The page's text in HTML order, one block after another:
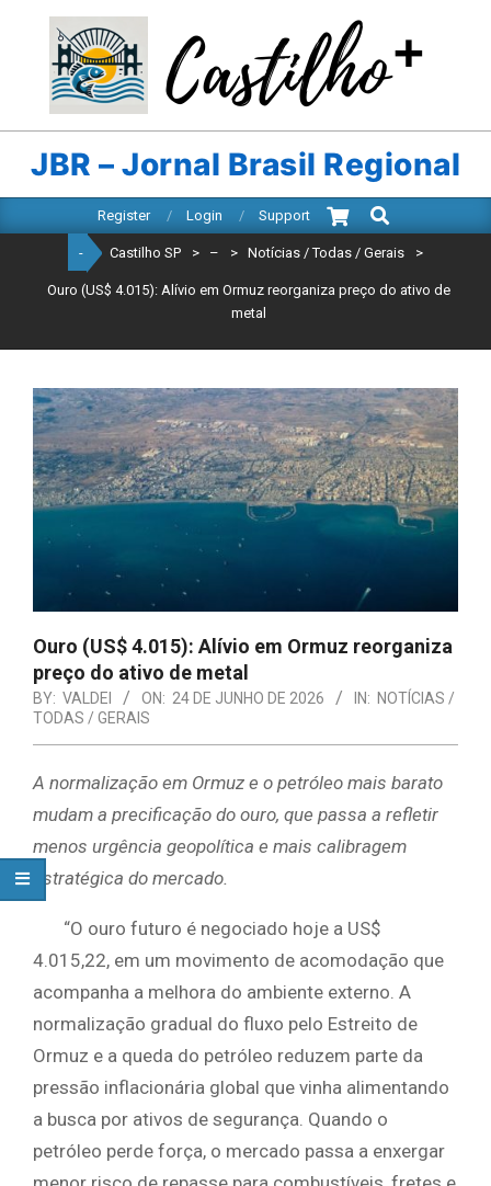
content
CASTILHO
SP
JBR – Jornal Brasil Regional
Navigation
Register Login Support
Search
- Castilho SP > – > Notícias / Todas / Gerais >
Ouro (US$ 4.015): Alívio em Ormuz reorganiza preço do ativo de
metal
Ouro (US$ 4.015): Alívio em Ormuz reorganiza
preço do ativo de metal
BY: VALDEI ON: 24 DE JUNHO DE 2026 IN: NOTÍCIAS /
TODAS / GERAIS
A normalização em Ormuz e o petróleo mais barato
mudam a precificação do ouro, que passa a refletir
menos urgência geopolítica e mais calibragem
estratégica do mercado.
“O ouro futuro é negociado hoje a US$
4.015,22, em um movimento de acomodação que
acompanha a melhora do ambiente externo. A
normalização gradual do fluxo pelo Estreito de
Ormuz e a queda do petróleo reduzem parte da
pressão inflacionária global que vinha alimentando
a busca por ativos de segurança. Quando o
petróleo perde força, o mercado passa a enxergar